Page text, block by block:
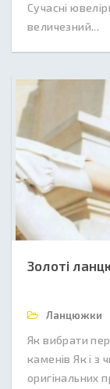
Сучасні
величезний...
Золоті
Ланцюжки
Як вибрати
каменів Як і з
оригінальних